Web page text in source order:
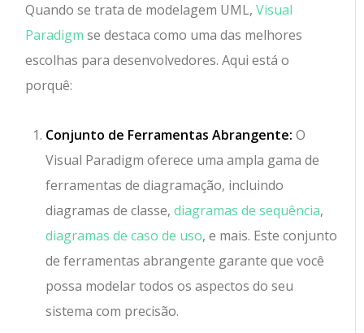
Quando se trata de modelagem UML,Visual
Paradigm se destaca como uma das melhores
escolhas para desenvolvedores. Aqui está o
porquê:
Conjunto de Ferramentas Abrangente: O
Visual Paradigm oferece uma ampla gama de
ferramentas de diagramação, incluindo
diagramas de classe,diagramas de sequência,
diagramas de caso de uso, e mais. Este conjunto
de ferramentas abrangente garante que você
possa modelar todos os aspectos do seu
sistema com precisão.